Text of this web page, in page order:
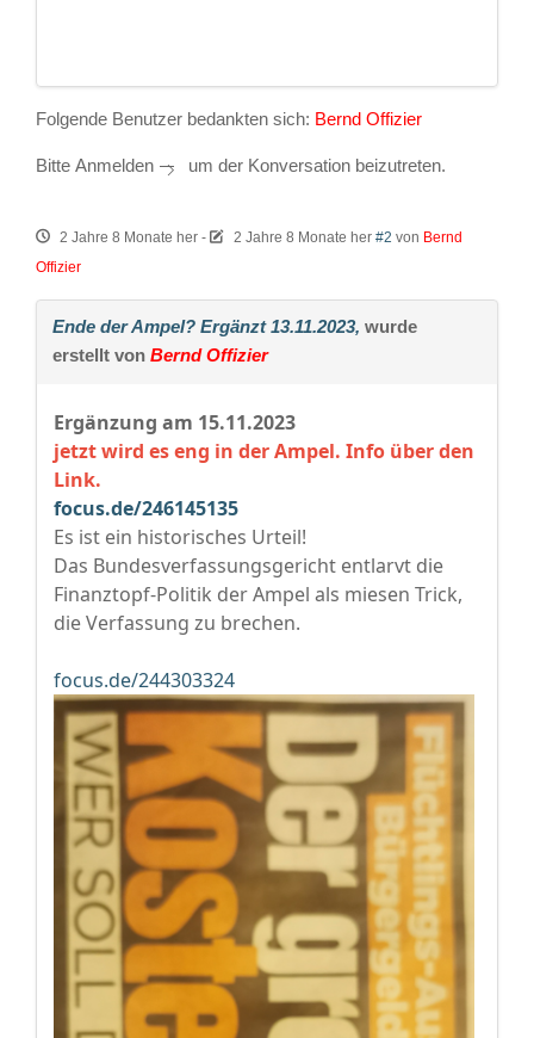
Folgende Benutzer bedankten sich: Bernd Offizier
Bitte Anmelden um der Konversation beizutreten.
2 Jahre 8 Monate her - 2 Jahre 8 Monate her #2 von Bernd
Offizier
Ende der Ampel? Ergänzt 13.11.2023, wurde
erstellt von Bernd Offizier
Ergänzung am 15.11.2023
jetzt wird es eng in der Ampel. Info über den
Link.
focus.de/246145135
Es ist ein historisches Urteil!
Das Bundesverfassungsgericht entlarvt die
Finanztopf-Politik der Ampel als miesen Trick,
die Verfassung zu brechen.
focus.de/244303324